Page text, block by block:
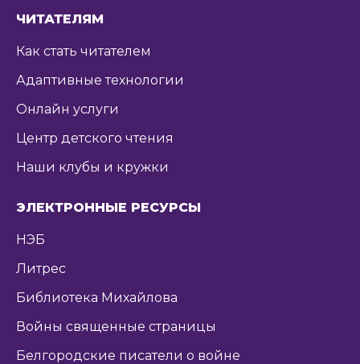
ЧИТАТЕЛЯМ
Как стать читателем
Адаптивные технологии
Онлайн услуги
Центр детского чтения
Наши клубы и кружки
ЭЛЕКТРОННЫЕ РЕСУРСЫ
НЭБ
Литрес
Библиотека Михайлова
Войны священные страницы
Белгородские писатели о войне